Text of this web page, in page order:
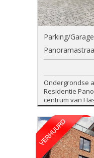
Parking/
Ondergrondse
Residentie
centrum van